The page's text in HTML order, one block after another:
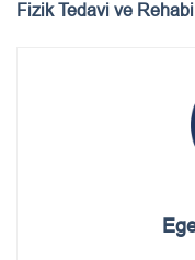
Fizik Tedavi ve